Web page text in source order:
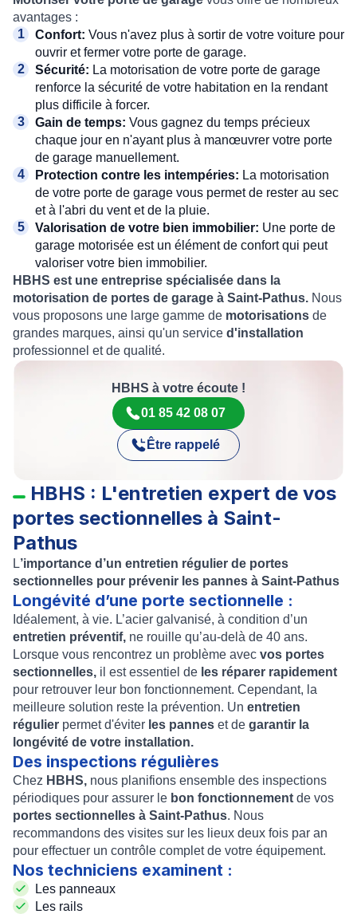
avantages :
Confort: Vous n'avez plus à sortir de votre voiture pour
ouvrir et fermer votre porte de garage.
Sécurité: La motorisation de votre porte de garage
renforce la sécurité de votre habitation en la rendant
plus difficile à forcer.
Gain de temps: Vous gagnez du temps précieux
chaque jour en n'ayant plus à manœuvrer votre porte
de garage manuellement.
Protection contre les intempéries: La motorisation
de votre porte de garage vous permet de rester au sec
et à l'abri du vent et de la pluie.
Valorisation de votre bien immobilier: Une porte de
garage motorisée est un élément de confort qui peut
valoriser votre bien immobilier.
HBHS est une entreprise spécialisée dans la
motorisation de portes de garage à Saint-Pathus. Nous
vous proposons une large gamme de motorisations de
grandes marques, ainsi qu'un service d'installation
professionnel et de qualité.
HBHS à votre écoute !
01 85 42 08 07
Être rappelé
HBHS : L'entretien expert de vos
portes sectionnelles à Saint-
Pathus
L’importance d’un entretien régulier de portes
sectionnelles pour prévenir les pannes à Saint-Pathus
Longévité d’une porte sectionnelle :
Idéalement, à vie. L’acier galvanisé, à condition d’un
entretien préventif, ne rouille qu’au-delà de 40 ans.
Lorsque vous rencontrez un problème avec vos portes
sectionnelles, il est essentiel de les réparer rapidement
pour retrouver leur bon fonctionnement. Cependant, la
meilleure solution reste la prévention. Un entretien
régulier permet d'éviter les pannes et de garantir la
longévité de votre installation.
Des inspections régulières
Chez HBHS, nous planifions ensemble des inspections
périodiques pour assurer le bon fonctionnement de vos
portes sectionnelles à Saint-Pathus. Nous
recommandons des visites sur les lieux deux fois par an
pour effectuer un contrôle complet de votre équipement.
Nos techniciens examinent :
Les panneaux
Les rails